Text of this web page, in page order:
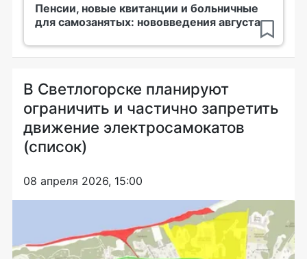
Пенсии, новые квитанции и больничные
для самозанятых: нововведения августа
В Светлогорске планируют
ограничить и частично запретить
движение электросамокатов
(список)
08 апреля 2026, 15:00